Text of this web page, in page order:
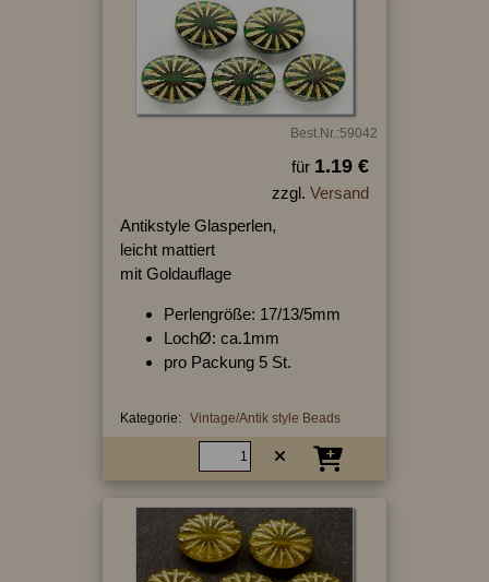
Best.Nr.:59042
für 1.19 €
zzgl. Versand
Antikstyle Glasperlen,
leicht mattiert
mit Goldauflage
Perlengröße: 17/13/5mm
LochØ: ca.1mm
pro Packung 5 St.
Kategorie: Vintage/Antik style Beads